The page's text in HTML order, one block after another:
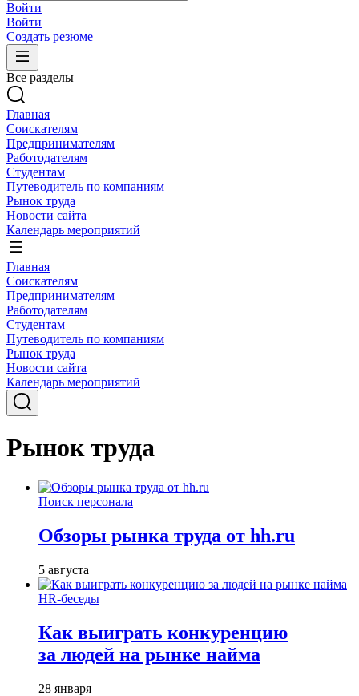
Войти
Войти
Создать резюме
Все разделы
Главная
Соискателям
Предпринимателям
Работодателям
Студентам
Путеводитель по компаниям
Рынок труда
Новости сайта
Календарь мероприятий
Главная
Соискателям
Предпринимателям
Работодателям
Студентам
Путеводитель по компаниям
Рынок труда
Новости сайта
Календарь мероприятий
Рынок труда
Поиск персонала
Обзоры рынка труда от hh.ru
5 августа
HR-беседы
Как выиграть конкуренцию
за людей на рынке найма
28 января